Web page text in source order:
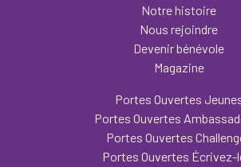
Notre histoire
Nous rejoindre
Devenir bénévole
Magazine
Portes Ouvertes
Portes Ouvertes
Portes Ouvertes
Portes Ouvertes Écrivez-